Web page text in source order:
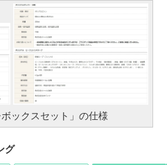
ックスセット」の仕様
グ